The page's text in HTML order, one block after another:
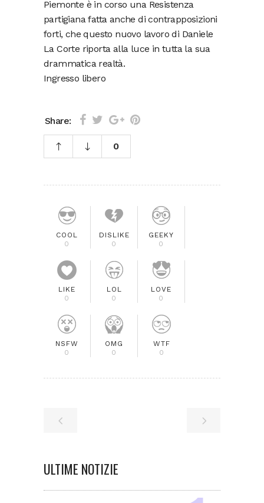
Piemonte è in corso una Resistenza
partigiana fatta anche di contrapposizioni
forti, che questo nuovo lavoro di Daniele
La Corte riporta alla luce in tutta la sua
drammatica realtà.
Ingresso libero
Share:
0
COOL
0
DISLIKE
0
GEEKY
0
LIKE
0
LOL
0
LOVE
0
NSFW
0
OMG
0
WTF
0
ULTIME NOTIZIE